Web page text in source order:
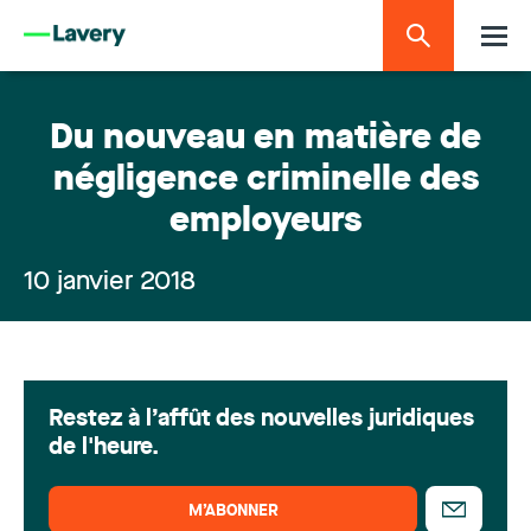
Du nouveau en matière de
négligence criminelle des
employeurs
10 janvier 2018
Restez à l’affût des nouvelles juridiques
de l'heure.
M’ABONNER